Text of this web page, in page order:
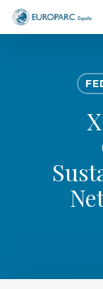
Skip